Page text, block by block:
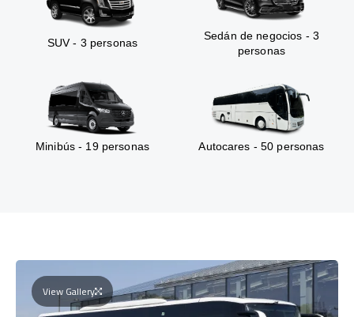
SUV - 3 personas
Sedán de negocios - 3
personas
Minibús - 19 personas Autocares - 50 personas
View Gallery